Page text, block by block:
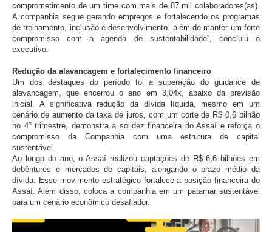
comprometimento de um time com mais de 87 mil colaboradores(as).
A companhia segue gerando empregos e fortalecendo os programas
de treinamento, inclusão e desenvolvimento, além de manter um forte
compromisso com a agenda de sustentabilidade”, concluiu o
executivo.
Redução da alavancagem e fortalecimento financeiro
Um dos destaques do período foi a superação do guidance de
alavancagem, que encerrou o ano em 3,04x, abaixo da previsão
inicial. A significativa redução da dívida líquida, mesmo em um
cenário de aumento da taxa de juros, com um corte de R$ 0,6 bilhão
no 4º trimestre, demonstra a solidez financeira do Assaí e reforça o
compromisso da Companhia com uma estrutura de capital
sustentável.
Ao longo do ano, o Assaí realizou captações de R$ 6,6 bilhões em
debêntures e mercados de capitais, alongando o prazo médio da
dívida. Esse movimento estratégico fortalece a posição financeira do
Assaí. Além disso, coloca a companhia em um patamar sustentável
para um cenário econômico desafiador.